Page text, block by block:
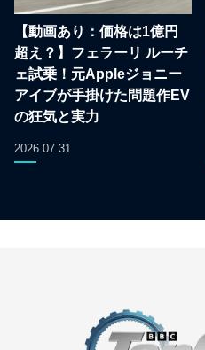
【動画あり：価格は1億円
超え？】フェラーリ ルーチ
ェ試乗！元Appleジョニー
アイブが手掛けた問題作EV
の狂気と実力
2026 07 31